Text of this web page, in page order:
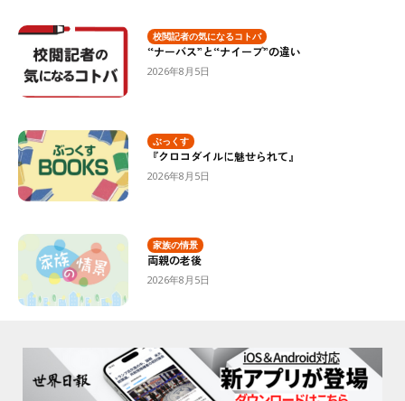
校閲記者の気になるコトバ
“ナーバス”と“ナイーブ”の違い
2026年8月5日
ぶっくす
『クロコダイルに魅せられて』
2026年8月5日
家族の情景
両親の老後
2026年8月5日